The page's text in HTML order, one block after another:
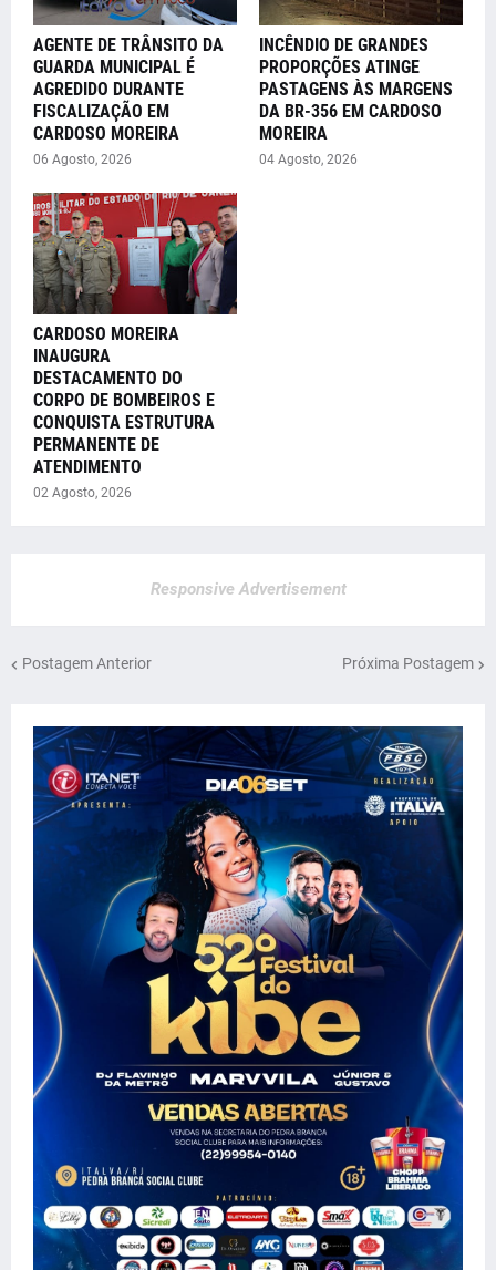
AGENTE DE TRÂNSITO DA
GUARDA MUNICIPAL É
AGREDIDO DURANTE
FISCALIZAÇÃO EM
CARDOSO MOREIRA
06 Agosto, 2026
INCÊNDIO DE GRANDES
PROPORÇÕES ATINGE
PASTAGENS ÀS MARGENS
DA BR-356 EM CARDOSO
MOREIRA
04 Agosto, 2026
CARDOSO MOREIRA
INAUGURA
DESTACAMENTO DO
CORPO DE BOMBEIROS E
CONQUISTA ESTRUTURA
PERMANENTE DE
ATENDIMENTO
02 Agosto, 2026
Responsive Advertisement
Postagem Anterior Próxima Postagem